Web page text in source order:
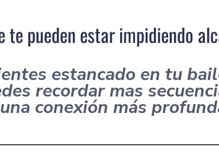
te pueden estar impidiendo
estancado en tu
recordar mas
conexión más